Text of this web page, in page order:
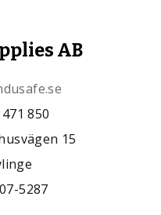
AB
850
15
5287